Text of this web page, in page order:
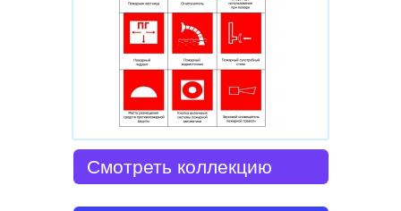
Смотреть коллекцию